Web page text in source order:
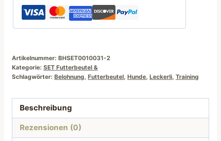
Motiv
Blümchen
Artikelnummer: BHSET0010031-2
Kategorie: SET Futterbeutel &
Schlagwörter: Belohnung, Futterbeutel, Hunde, Leckerli, Training
Beschreibung
Rezensionen (0)